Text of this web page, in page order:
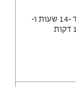
ייפתח עוד -14 שעות ‫ו-